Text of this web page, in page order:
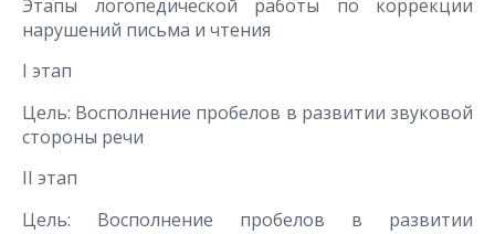
Этапы логопедической работы по коррекции
нарушений письма и чтения
I этап
Цель: Восполнение пробелов в развитии звуковой
стороны речи
II этап
Цель: Восполнение пробелов в развитии